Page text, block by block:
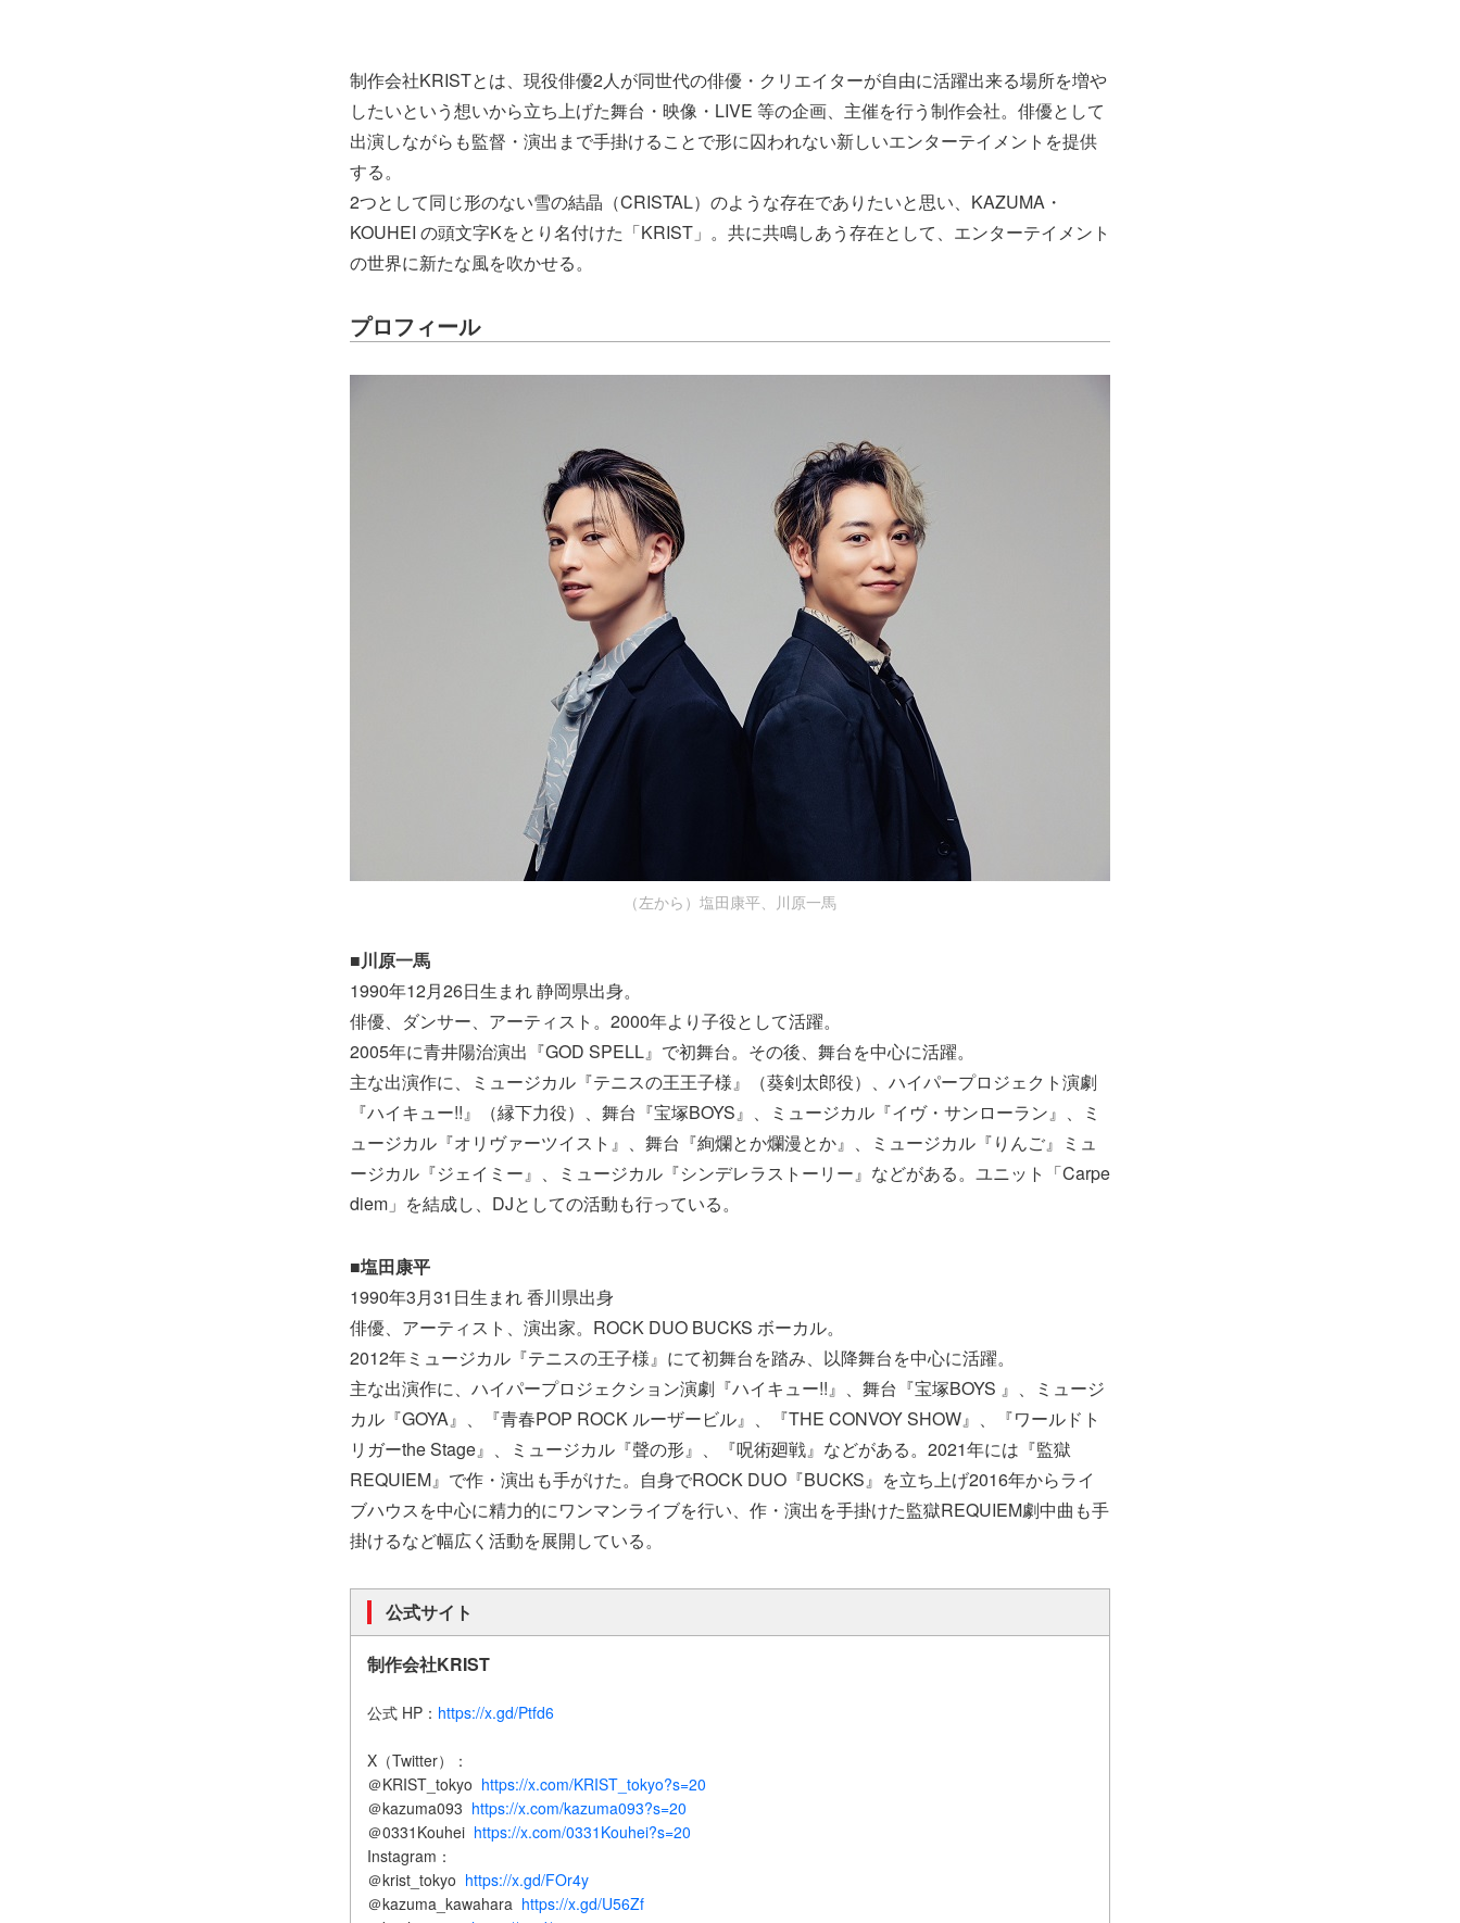
制作会社KRISTとは、現役俳優2人が同世代の俳優・クリエイターが自由に活躍出来る場所を増や
したいという想いから立ち上げた舞台・映像・LIVE 等の企画、主催を⾏う制作会社。俳優として
出演しながらも監督・演出まで手掛けることで形に囚われない新しいエンターテイメントを提供
する。
2つとして同じ形のない雪の結晶（CRISTAL）のような存在でありたいと思い、KAZUMA・
KOUHEI の頭文字Kをとり名付けた「KRIST」。共に共鳴しあう存在として、エンターテイメント
の世界に新たな風を吹かせる。
プロフィール
（左から）塩田康平、川原一馬
■川原一馬
1990年12月26日生まれ 静岡県出身。
俳優、ダンサー、アーティスト。2000年より子役として活躍。
2005年に青井陽治演出『GOD SPELL』で初舞台。その後、舞台を中心に活躍。
主な出演作に、ミュージカル『テニスの王王子様』（葵剣太郎役）、ハイパープロジェクト演劇
『ハイキュー!!』（縁下力役）、舞台『宝塚BOYS』、ミュージカル『イヴ・サンローラン』、ミ
ュージカル『オリヴァーツイスト』、舞台『絢爛とか爛漫とか』、ミュージカル『りんご』ミュ
ージカル『ジェイミー』、ミュージカル『シンデレラストーリー』などがある。ユニット「Carpe
diem」を結成し、DJとしての活動も行っている。
■塩田康平
1990年3月31日生まれ 香川県出身
俳優、アーティスト、演出家。ROCK DUO BUCKS ボーカル。
2012年ミュージカル『テニスの王⼦様』にて初舞台を踏み、以降舞台を中心に活躍。
主な出演作に、ハイパープロジェクション演劇『ハイキュー!!』、舞台『宝塚BOYS 』、ミュージ
カル『GOYA』、『青春POP ROCK ルーザービル』、『THE CONVOY SHOW』、『ワールドト
リガーthe Stage』、ミュージカル『聲の形』、『呪術廻戦』などがある。2021年には『監獄
REQUIEM』で作・演出も⼿がけた。自身でROCK DUO『BUCKS』を立ち上げ2016年からライ
ブハウスを中心に精力的にワンマンライブを行い、作・演出を手掛けた監獄REQUIEM劇中曲も⼿
掛けるなど幅広く活動を展開している。
公式サイト
制作会社KRIST
公式 HP： https://x.gd/Ptfd6
X（Twitter）：
＠KRIST_tokyo https://x.com/KRIST_tokyo?s=20
＠kazuma093 https://x.com/kazuma093?s=20
＠0331Kouhei https://x.com/0331Kouhei?s=20
Instagram：
＠krist_tokyo https://x.gd/FOr4y
＠kazuma_kawahara https://x.gd/U56Zf